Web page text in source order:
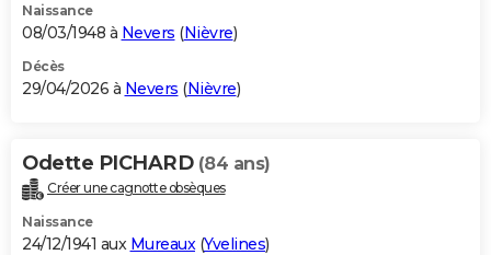
Naissance
08/03/1948 à Nevers (Nièvre)
Décès
29/04/2026 à Nevers (Nièvre)
Odette PICHARD (84 ans)
Créer une cagnotte obsèques
Naissance
24/12/1941 aux Mureaux(Yvelines)